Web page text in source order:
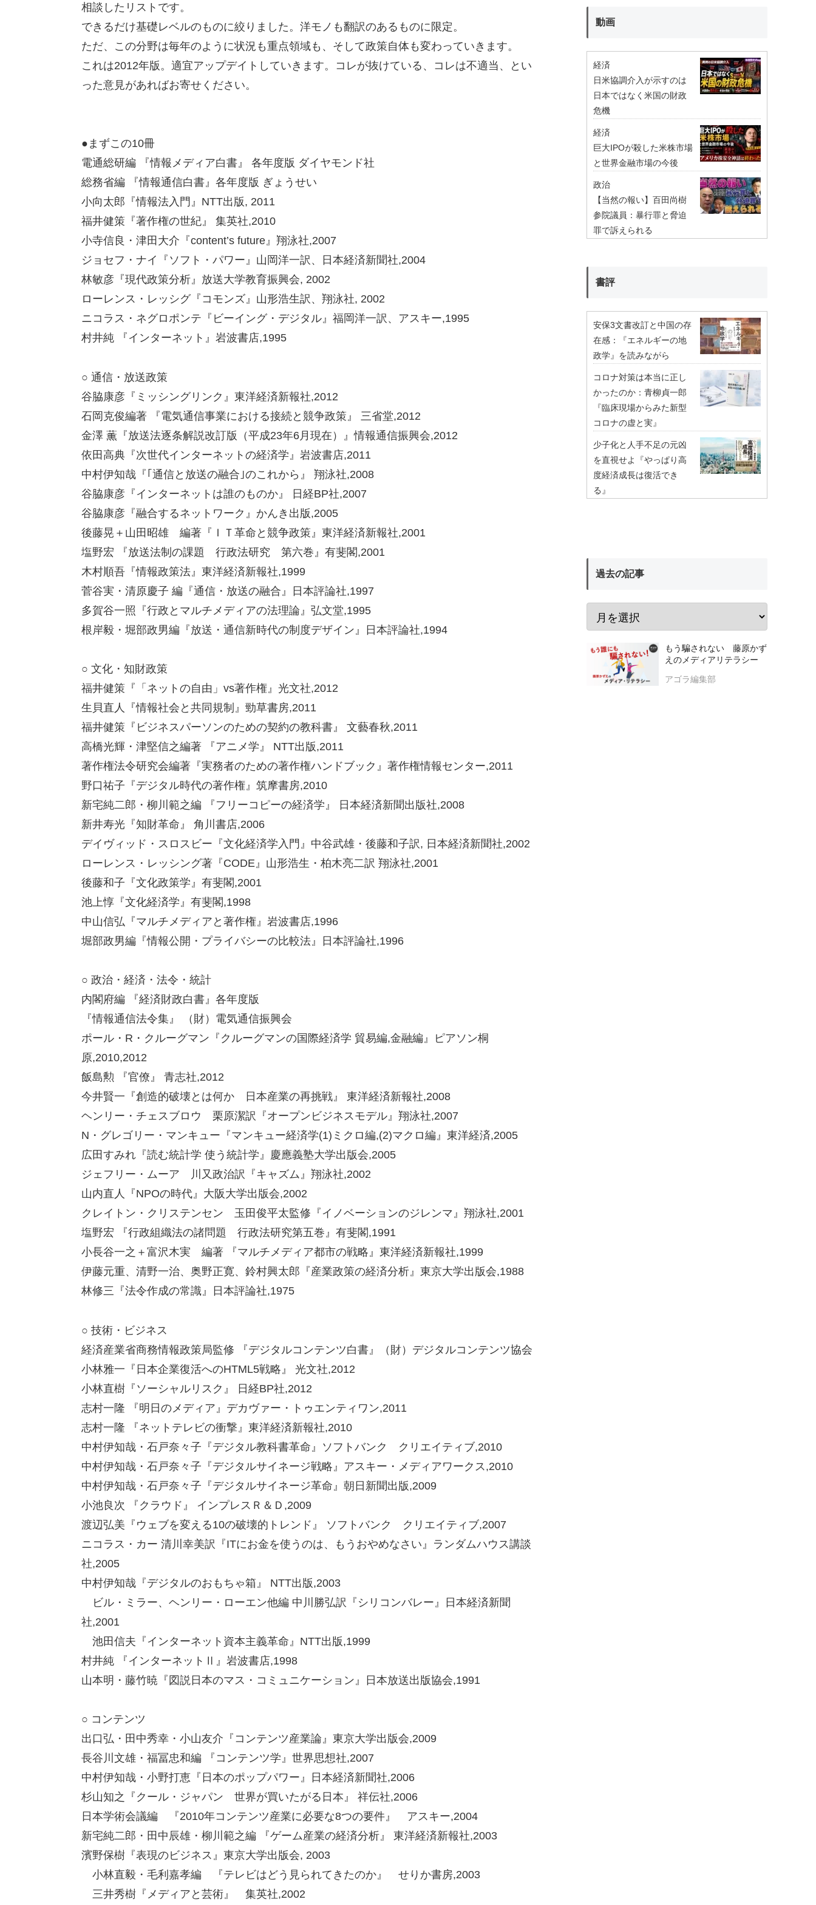
相談したリストです。
できるだけ基礎レベルのものに絞りました。洋モノも翻訳のあるものに限定。
ただ、この分野は毎年のように状況も重点領域も、そして政策自体も変わっていきます。
これは2012年版。適宜アップデイトしていきます。コレが抜けている、コレは不適当、とい
った意見があればお寄せください。
●まずこの10冊
電通総研編 『情報メディア白書』 各年度版 ダイヤモンド社
総務省編 『情報通信白書』各年度版 ぎょうせい
小向太郎『情報法入門』NTT出版, 2011
福井健策『著作権の世紀』 集英社,2010
小寺信良・津田大介『content’s future』翔泳社,2007
ジョセフ・ナイ『ソフト・パワー』山岡洋一訳、日本経済新聞社,2004
林敏彦『現代政策分析』放送大学教育振興会, 2002
ローレンス・レッシグ『コモンズ』山形浩生訳、翔泳社, 2002
ニコラス・ネグロポンテ『ビーイング・デジタル』福岡洋一訳、アスキー,1995
村井純 『インターネット』岩波書店,1995
○ 通信・放送政策
谷脇康彦『ミッシングリンク』東洋経済新報社,2012
石岡克俊編著 『電気通信事業における接続と競争政策』 三省堂,2012
金澤 薫『放送法逐条解説改訂版（平成23年6月現在）』情報通信振興会,2012
依田高典『次世代インターネットの経済学』岩波書店,2011
中村伊知哉『｢通信と放送の融合｣のこれから』 翔泳社,2008
谷脇康彦『インターネットは誰のものか』 日経BP社,2007
谷脇康彦『融合するネットワーク』かんき出版,2005
後藤晃＋山田昭雄 編著『ＩＴ革命と競争政策』東洋経済新報社,2001
塩野宏 『放送法制の課題 行政法研究 第六巻』有斐閣,2001
木村順吾『情報政策法』東洋経済新報社,1999
菅谷実・清原慶子 編『通信・放送の融合』日本評論社,1997
多賀谷一照『行政とマルチメディアの法理論』弘文堂,1995
根岸毅・堀部政男編『放送・通信新時代の制度デザイン』日本評論社,1994
○ 文化・知財政策
福井健策『「ネットの自由」vs著作権』光文社,2012
生貝直人『情報社会と共同規制』勁草書房,2011
福井健策『ビジネスパーソンのための契約の教科書』 文藝春秋,2011
高橋光輝・津堅信之編著 『アニメ学』 NTT出版,2011
著作権法令研究会編著『実務者のための著作権ハンドブック』著作権情報センター,2011
野口祐子『デジタル時代の著作権』筑摩書房,2010
新宅純二郎・柳川範之編 『フリーコピーの経済学』 日本経済新聞出版社,2008
新井寿光『知財革命』 角川書店,2006
デイヴィッド・スロスビー『文化経済学入門』中谷武雄・後藤和子訳, 日本経済新聞社,2002
ローレンス・レッシング著『CODE』山形浩生・柏木亮二訳 翔泳社,2001
後藤和子『文化政策学』有斐閣,2001
池上惇『文化経済学』有斐閣,1998
中山信弘『マルチメディアと著作権』岩波書店,1996
堀部政男編『情報公開・プライバシーの比較法』日本評論社,1996
○ 政治・経済・法令・統計
内閣府編 『経済財政白書』各年度版
『情報通信法令集』 （財）電気通信振興会
ポール・R・クルーグマン『クルーグマンの国際経済学 貿易編,金融編』ピアソン桐
原,2010,2012
飯島勲 『官僚』 青志社,2012
今井賢一『創造的破壊とは何か 日本産業の再挑戦』 東洋経済新報社,2008
ヘンリー・チェスブロウ 栗原潔訳『オープンビジネスモデル』翔泳社,2007
N・グレゴリー・マンキュー『マンキュー経済学(1)ミクロ編,(2)マクロ編』東洋経済,2005
広田すみれ『読む統計学 使う統計学』慶應義塾大学出版会,2005
ジェフリー・ムーア 川又政治訳『キャズム』翔泳社,2002
山内直人『NPOの時代』大阪大学出版会,2002
クレイトン・クリステンセン 玉田俊平太監修『イノベーションのジレンマ』翔泳社,2001
塩野宏 『行政組織法の諸問題 行政法研究第五巻』有斐閣,1991
小長谷一之＋富沢木実 編著 『マルチメディア都市の戦略』東洋経済新報社,1999
伊藤元重、清野一治、奥野正寛、鈴村興太郎『産業政策の経済分析』東京大学出版会,1988
林修三『法令作成の常識』日本評論社,1975
○ 技術・ビジネス
経済産業省商務情報政策局監修 『デジタルコンテンツ白書』（財）デジタルコンテンツ協会
小林雅一『日本企業復活へのHTML5戦略』 光文社,2012
小林直樹『ソーシャルリスク』 日経BP社,2012
志村一隆 『明日のメディア』デカヴァー・トゥエンティワン,2011
志村一隆 『ネットテレビの衝撃』東洋経済新報社,2010
中村伊知哉・石戸奈々子『デジタル教科書革命』ソフトバンク クリエイティブ,2010
中村伊知哉・石戸奈々子『デジタルサイネージ戦略』アスキー・メディアワークス,2010
中村伊知哉・石戸奈々子『デジタルサイネージ革命』朝日新聞出版,2009
小池良次 『クラウド』 インプレスＲ＆Ｄ,2009
渡辺弘美『ウェブを変える10の破壊的トレンド』 ソフトバンク クリエイティブ,2007
ニコラス・カー 清川幸美訳『ITにお金を使うのは、もうおやめなさい』ランダムハウス講談
社,2005
中村伊知哉『デジタルのおもちゃ箱』 NTT出版,2003
ビル・ミラー、ヘンリー・ローエン他編 中川勝弘訳『シリコンバレー』日本経済新聞
社,2001
池田信夫『インターネット資本主義革命』NTT出版,1999
村井純 『インターネットⅡ』岩波書店,1998
山本明・藤竹暁『図説日本のマス・コミュニケーション』日本放送出版協会,1991
○ コンテンツ
出口弘・田中秀幸・小山友介『コンテンツ産業論』東京大学出版会,2009
長谷川文雄・福冨忠和編 『コンテンツ学』世界思想社,2007
中村伊知哉・小野打恵『日本のポップパワー』日本経済新聞社,2006
杉山知之『クール・ジャパン 世界が買いたがる日本』 祥伝社,2006
日本学術会議編 『2010年コンテンツ産業に必要な8つの要件』 アスキー,2004
新宅純二郎・田中辰雄・柳川範之編 『ゲーム産業の経済分析』 東洋経済新報社,2003
濱野保樹『表現のビジネス』東京大学出版会, 2003
小林直毅・毛利嘉孝編 『テレビはどう見られてきたのか』 せりか書房,2003
三井秀樹『メディアと芸術』 集英社,2002
動画
経済
日米協調介入が示すのは
日本ではなく米国の財政
危機
経済
巨大IPOが殺した米株市場
と世界金融市場の今後
政治
【当然の報い】百田尚樹
参院議員：暴行罪と脅迫
罪で訴えられる
書評
安保3文書改訂と中国の存
在感：『エネルギーの地
政学』を読みながら
コロナ対策は本当に正し
かったのか：青柳貞一郎
『臨床現場からみた新型
コロナの虚と実』
少子化と人手不足の元凶
を直視せよ『やっぱり高
度経済成長は復活でき
る』
過去の記事
もう騙されない 藤原かず
えのメディアリテラシー
アゴラ編集部